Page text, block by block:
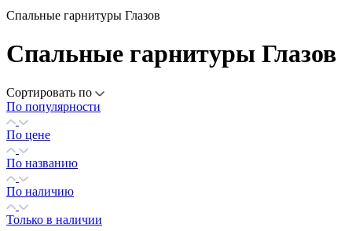
Спальные гарнитуры Глазов
Спальные гарнитуры Глазов
Сортировать по
По популярности
По цене
По названию
По наличию
Только в наличии